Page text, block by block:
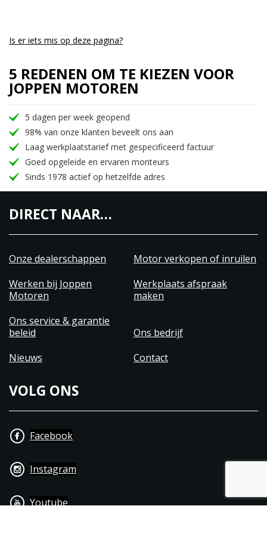
Is er iets mis op deze pagina?
5 REDENEN OM TE KIEZEN VOOR
JOPPEN MOTOREN
5 dagen per week geopend
98% van onze klanten beveelt ons aan
Laag werkplaatstarief met gespecificeerd factuur
Goed opgeleide en ervaren monteurs
Sinds 1978 actief op hetzelfde adres
DIRECT NAAR…
Onze dealerschappen
Motor verkopen of inruilen
Werken bij Joppen
Motoren
Werkplaats afspraak
maken
Ons service & garantie
beleid
Ons bedrijf
Nieuws
Contact
VOLG ONS
Facebook
Instagram
Youtube